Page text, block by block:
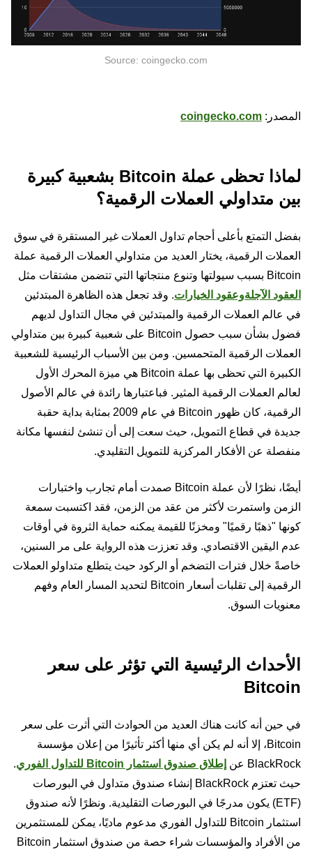
Source: coingecko.com
المصدر: coingecko.com
لماذا تحظى عملة Bitcoin بشعبية كبيرة
بين متداولي العملات الرقمية؟
بفضل التمتع بأعلى أحجام تداول العملات غير المستقرة في سوق
العملات الرقمية، يختار العديد من متداولي العملات الرقمية عملة
Bitcoin بسبب سيولتها وتنوع منتجاتها التي تتضمن مشتقات مثل
العقود الآجلةوعقود الخيارات. وقد تجعل هذه الظاهرة المبتدئين
في عالم العملات الرقمية والمبتدئين في مجال التداول لديهم
فضول بشأن سبب حصول Bitcoin على شعبية كبيرة بين متداولي
العملات الرقمية المتحمسين. ومن بين الأسباب الرئيسية للشعبية
الكبيرة التي تحظى بها عملة Bitcoin هي ميزة المحرك الأول
لعالم العملات الرقمية المثير. فباعتبارها رائدة في عالم الأصول
الرقمية، كان ظهور Bitcoin في عام 2009 بمثابة بداية حقبة
جديدة في قطاع التمويل، حيث سعت إلى أن تنشئ لنفسها مكانة
منفصلة عن الأفكار المركزية للتمويل التقليدي.
أيضًا، نظرًا لأن عملة Bitcoin صمدت أمام تجارب واختبارات
الزمن واستمرت لأكثر من عقد من الزمن، فقد اكتسبت سمعة
كونها "ذهبًا رقميًا" ومخزنًا للقيمة يمكنه حماية الثروة في أوقات
عدم اليقين الاقتصادي. وقد تعززت هذه الرواية على مر السنين،
خاصةً خلال فترات التضخم أو الركود حيث يتطلع متداولو العملات
الرقمية إلى تقلبات أسعار Bitcoin لتحديد المسار العام وفهم
معنويات السوق.
الأحداث الرئيسية التي تؤثر على سعر
Bitcoin
في حين أنه كانت هناك العديد من الحوادث التي أثرت على سعر
Bitcoin، إلا أنه لم يكن أي منها أكثر تأثيرًا من إعلان مؤسسة
BlackRock عن
إطلاق صندوق استثمار Bitcoin للتداول الفوري
.
حيث تعتزم BlackRock إنشاء صندوق متداول في البورصات
(ETF) يكون مدرجًا في البورصات التقليدية. ونظرًا لأنه صندوق
استثمار Bitcoin للتداول الفوري مدعوم ماديًا، يمكن للمستثمرين
من الأفراد والمؤسسات شراء حصة من صندوق استثمار Bitcoin